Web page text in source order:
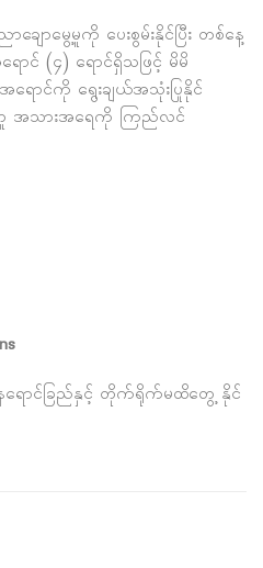
ောမွေ့မူကို ပေးစွမ်းနိုင်ပြီး တစ်နေ့
ာင် (၄) ရောင်ရှိသဖြင့် မိမိ
ာင်ကို ရွေးချယ်အသုံးပြုနိုင်
အတူ အသားအရေကို ကြည်လင်
ေရောင်ခြည်နှင့် တိုက်ရိုက်မထိတွေ့ နိုင်